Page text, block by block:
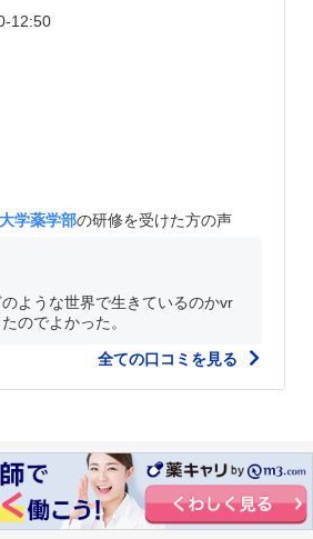
12:50
学薬学部の研修を受けた方の声
ような世界で生きているのかvr
のでよかった。
全ての口コミを見る